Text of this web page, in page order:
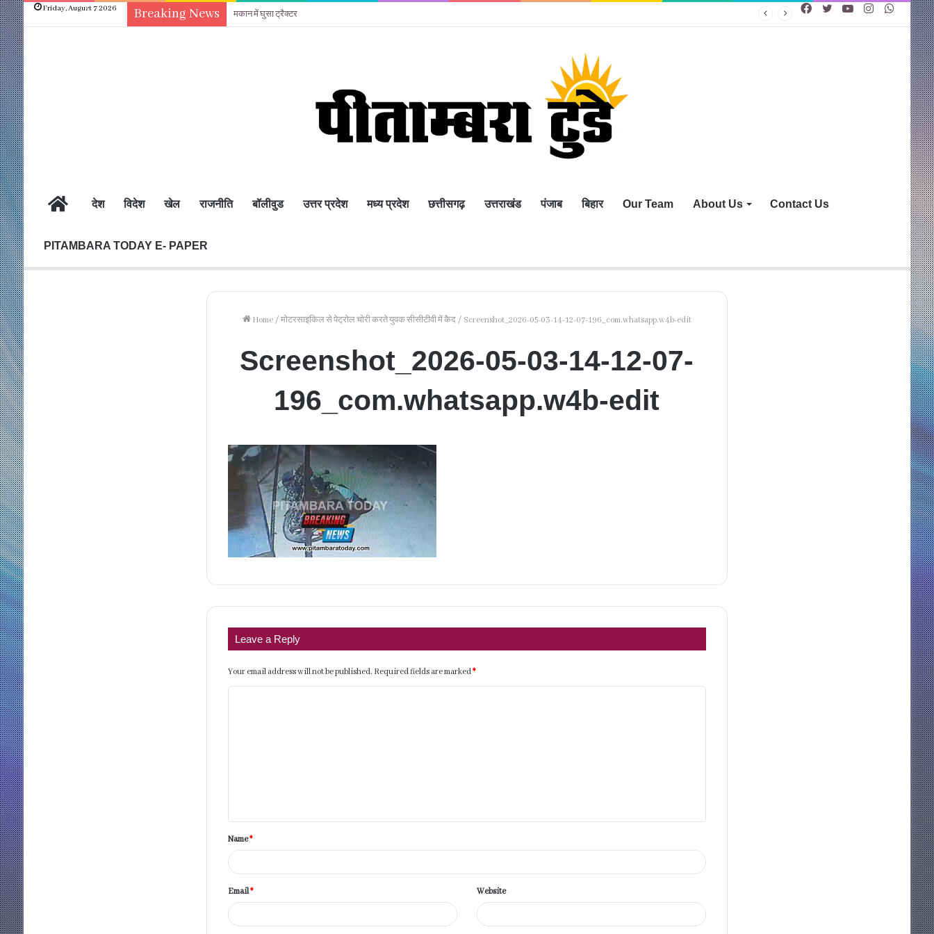
Friday, August 7 2026 Breaking News मकान में घुसा ट्रैक्टर
Instagram
YouTube
Twitter
Facebook
होम देश विदेश खेल राजनीति बॉलीवुड उत्तर प्रदेश मध्य प्रदेश छत्तीसगढ़ उत्तराखंड पंजाब बिहार Our Team About Us Contact Us
PITAMBARA TODAY E- PAPER
Home / मोटरसाइकिल से पेट्रोल चोरी करते युवक सीसीटीवी में कैद / Screenshot_2026-05-03-14-12-07-196_com.whatsapp.w4b-edit
Screenshot_2026-05-03-14-12-07-
196_com.whatsapp.w4b-edit
Leave a Reply
Your email address will not be published. Required fields are marked*
t
*Name*
Email* Website